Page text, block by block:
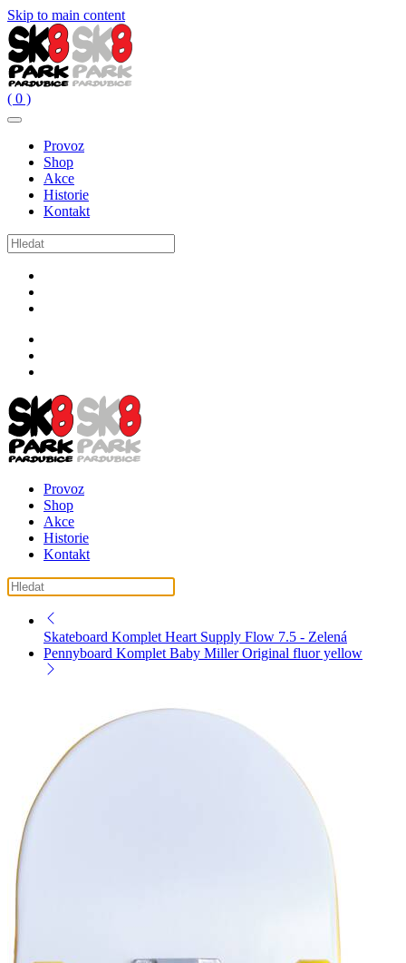
Skip to main content
( 0 )
Provoz
Shop
Akce
Historie
Kontakt
Provoz
Shop
Akce
Historie
Kontakt
Skateboard Komplet Heart Supply Flow 7.5 - Zelená
Pennyboard Komplet Baby Miller Original fluor yellow